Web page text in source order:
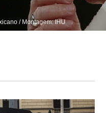
/ Montagem: IHU